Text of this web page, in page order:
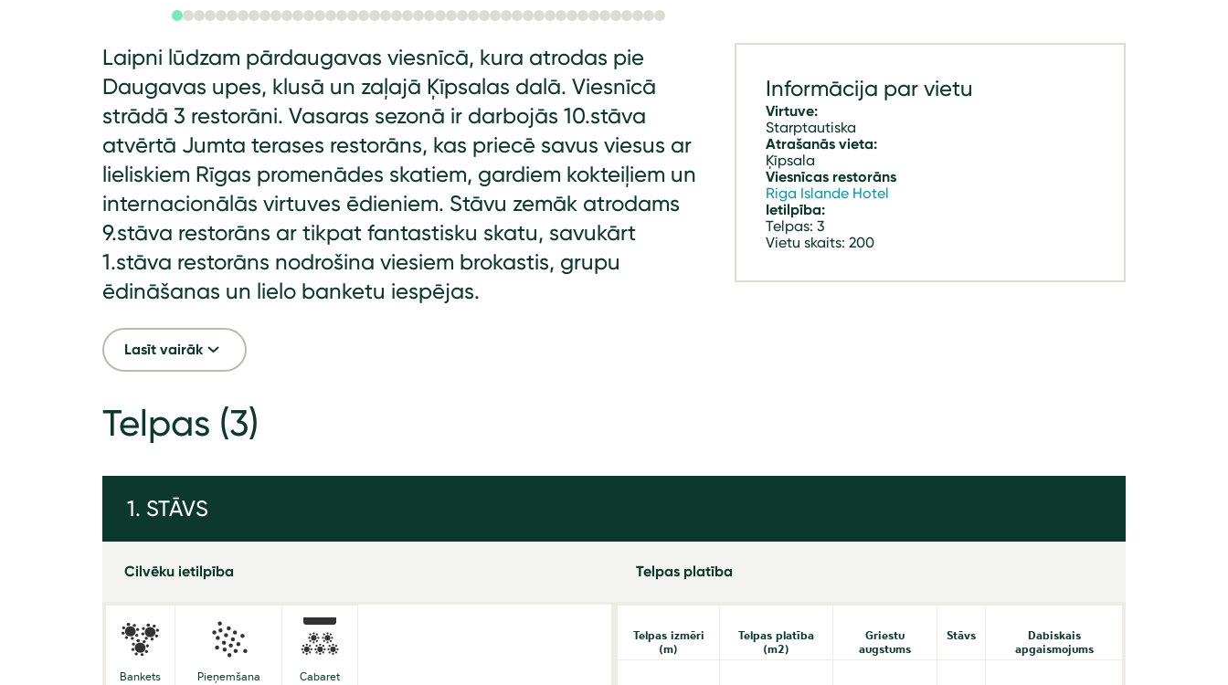
Laipni lūdzam pārdaugavas viesnīcā, kura atrodas pie
Daugavas upes, klusā un zaļajā Ķīpsalas dalā. Viesnīcā
strādā 3 restorāni. Vasaras sezonā ir darbojās 10.stāva
atvērtā Jumta terases restorāns, kas priecē savus viesus ar
lieliskiem Rīgas promenādes skatiem, gardiem kokteiļiem un
internacionālās virtuves ēdieniem. Stāvu zemāk atrodams
9.stāva restorāns ar tikpat fantastisku skatu, savukārt
1.stāva restorāns nodrošina viesiem brokastis, grupu
ēdināšanas un lielo banketu iespējas.
Lasīt vairāk
Informācija par vietu
Virtuve:
Starptautiska
Atrašanās vieta:
Ķīpsala
Viesnīcas restorāns
Riga Islande Hotel
Ietilpība:
Telpas: 3
Vietu skaits: 200
Telpas (3)
1. STĀVS
Cilvēku ietilpība
Bankets Pieņemšana Cabaret
Telpas platība
Telpas izmēri
(m)
Telpas platība
(m2)
Griestu
augstums
Stāvs
Dabiskais
apgaismojums